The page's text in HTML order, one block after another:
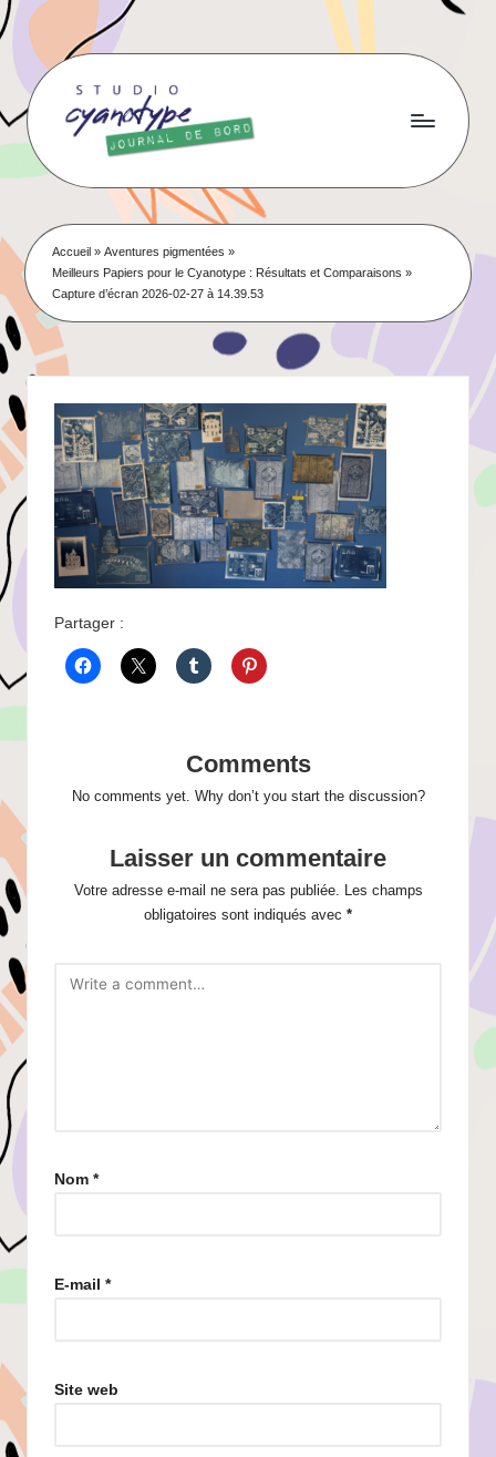
content
Accueil »Aventures pigmentées »
Meilleurs Papiers pour le Cyanotype : Résultats et Comparaisons »
Capture d’écran 2026-02-27 à 14.39.53
Partager :
Comments
No comments yet. Why don’t you start the discussion?
Laisser un commentaire
Votre adresse e-mail ne sera pas publiée.
Les champs
obligatoires sont indiqués avec *
Nom *
E-mail *
Site web